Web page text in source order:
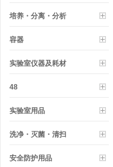
培养・分离・分析
容器
实验室仪器及耗材
48
实验室用品
洗净・灭菌・清扫
安全防护用品